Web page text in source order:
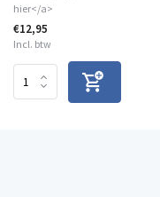
hier</a>
€12,95
Incl. btw